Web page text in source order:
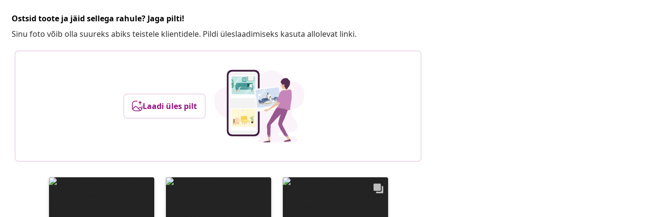
Ostsid toote ja jäid sellega rahule? Jaga pilti!
Sinu foto võib olla suureks abiks teistele klientidele. Pildi üleslaadimiseks kasuta allolevat linki.
Laadi üles pilt